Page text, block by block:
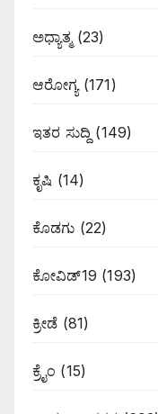
ಅಧ್ಯಾತ್ಮ(23)
ಆರೋಗ್ಯ(171)
ಇತರ ಸುದ್ದಿ (149)
ಕೃಷಿ (14)
ಕೊಡಗು (22)
ಕೋವಿಡ್19 (193)
ಕ್ರೀಡೆ (81)
ಕ್ರೈಂ (15)